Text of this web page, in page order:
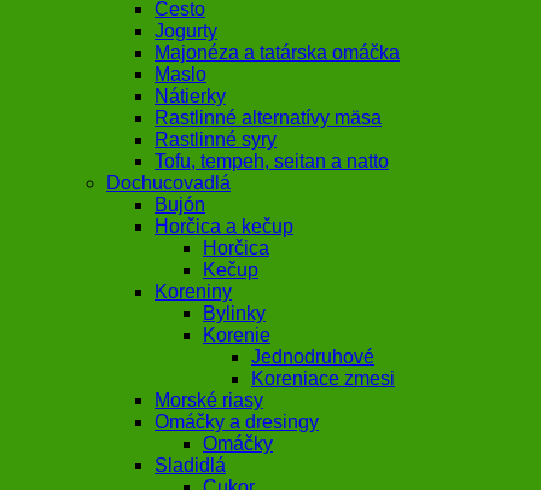
Cesto
Jogurty
Majonéza a tatárska omáčka
Maslo
Nátierky
Rastlinné alternatívy mäsa
Rastlinné syry
Tofu, tempeh, seitan a natto
Dochucovadlá
Bujón
Horčica a kečup
Horčica
Kečup
Koreniny
Bylinky
Korenie
Jednodruhové
Koreniace zmesi
Morské riasy
Omáčky a dresingy
Omáčky
Sladidlá